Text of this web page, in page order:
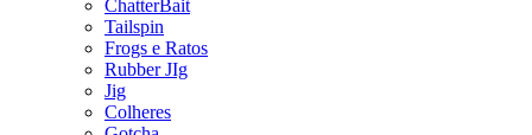
ChatterBait
Tailspin
Frogs e Ratos
Rubber JIg
Jig
Colheres